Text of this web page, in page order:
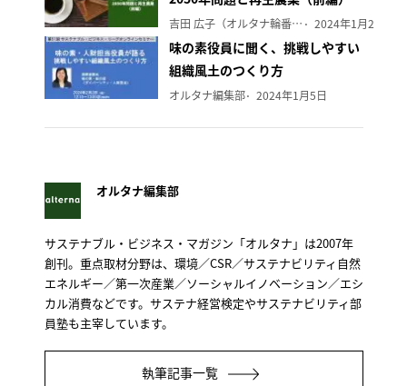
吉田 広子（オルタナ輪番編集長） 2024年1月29日
味の素役員に聞く、挑戦しやすい
組織風土のつくり方
オルタナ編集部 2024年1月5日
オルタナ編集部
サステナブル・ビジネス・マガジン「オルタナ」は2007年
創刊。重点取材分野は、環境／CSR／サステナビリティ自然
エネルギー／第一次産業／ソーシャルイノベーション／エシ
カル消費などです。サステナ経営検定やサステナビリティ部
員塾も主宰しています。
執筆記事一覧